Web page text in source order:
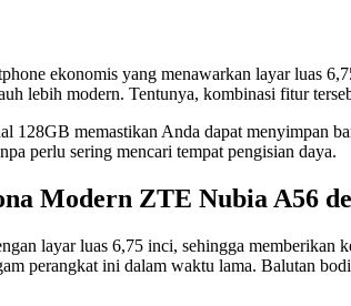
ekonomis yang menawarkan layar luas
lebih modern. Tentunya, kombinasi fitur
128GB memastikan Anda dapat menyimpan
perlu sering mencari tempat pengisian daya.
Modern ZTE Nubia A56
layar luas 6,75 inci, sehingga memberikan
perangkat ini dalam waktu lama. Balutan